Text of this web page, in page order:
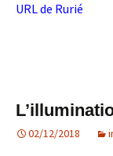
URL de Rurié
02/12/2018